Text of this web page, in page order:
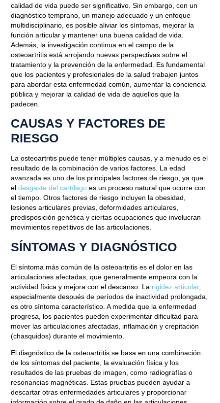
Blog
OSTEOARTRITIS:
COMPRENDER Y GESTIONAR
UNA ENFERMEDAD COMÚN
PERO DEBILITANTE
calidad de vida puede ser significativo. Sin embargo, con un
diagnóstico temprano, un manejo adecuado y un enfoque
multidisciplinario, es posible aliviar los síntomas, mejorar la
función articular y mantener una buena calidad de vida.
Además, la investigación continua en el campo de la
osteoartritis está arrojando nuevas perspectivas sobre el
tratamiento y la prevención de la enfermedad. Es fundamental
que los pacientes y profesionales de la salud trabajen juntos
para abordar esta enfermedad común, aumentar la conciencia
pública y mejorar la calidad de vida de aquellos que la
padecen.
CAUSAS Y FACTORES DE
RIESGO
La osteoartritis puede tener múltiples causas, y a menudo es el
resultado de la combinación de varios factores. La edad
avanzada es uno de los principales factores de riesgo, ya que
eldesgaste del cartílago es un proceso natural que ocurre con
el tiempo. Otros factores de riesgo incluyen la obesidad,
lesiones articulares previas, deformidades articulares,
predisposición genética y ciertas ocupaciones que involucran
movimientos repetitivos de las articulaciones.
SÍNTOMAS Y DIAGNÓSTICO
El síntoma más común de la osteoartritis es el dolor en las
articulaciones afectadas, que generalmente empeora con la
actividad física y mejora con el descanso. La rigidez articular,
especialmente después de períodos de inactividad prolongada,
es otro síntoma característico. A medida que la enfermedad
progresa, los pacientes pueden experimentar dificultad para
mover las articulaciones afectadas, inflamación y crepitación
(chasquidos) durante el movimiento.
El diagnóstico de la osteoartritis se basa en una combinación
de los síntomas del paciente, la evaluación física y los
resultados de las pruebas de imagen, como radiografías o
resonancias magnéticas. Estas pruebas pueden ayudar a
descartar otras enfermedades articulares y proporcionar